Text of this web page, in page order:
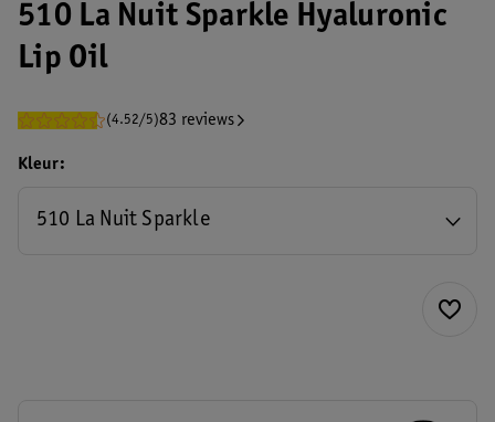
510 La Nuit Sparkle Hyaluronic
Lip Oil
(4.52/5)83 reviews
Kleur
510 La Nuit Sparkle